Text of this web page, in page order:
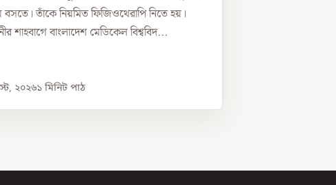
বসতে। তাঁকে নিয়মিত ফিজিওথেরাপি নিতে হয়।
শাহবাগে বাংলাদেশ মেডিকেল বিশ্ববিদ...
২০২৬১ মিনিট পাঠ